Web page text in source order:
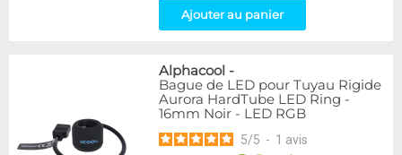
Ajouter au panier
Alphacool -
Bague de LED pour Tuyau Rigide
Aurora HardTube LED Ring -
16mm Noir - LED RGB
5/5 - 1 avis